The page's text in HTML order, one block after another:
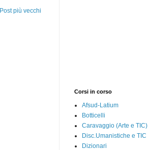
Post più vecchi
Corsi in corso
Afsud-Latium
Botticelli
Caravaggio (Arte e TIC)
Disc.Umanistiche e TIC
Dizionari